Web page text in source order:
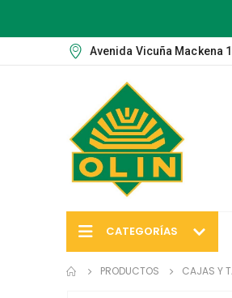
Avenida Vicuña Mackena
CATEGORÍAS
PRODUCTOS CAJAS Y